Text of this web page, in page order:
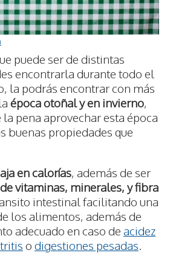
puede ser de distintas
encontrarla durante todo el
la podrás encontrar con más
época otoñal y en invierno,
pena aprovechar esta época
buenas propiedades que
en calorías, además de ser
vitaminas, minerales, y fibra
intestinal facilitando una
los alimentos, además de
adecuado en caso de acidez
o digestiones pesadas.